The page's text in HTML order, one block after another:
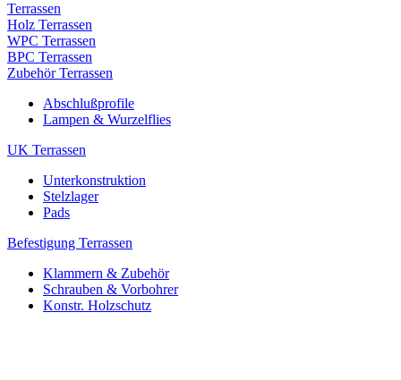
Terrassen
Holz Terrassen
WPC Terrassen
BPC Terrassen
Zubehör Terrassen
Abschlußprofile
Lampen & Wurzelflies
UK Terrassen
Unterkonstruktion
Stelzlager
Pads
Befestigung Terrassen
Klammern & Zubehör
Schrauben & Vorbohrer
Konstr. Holzschutz